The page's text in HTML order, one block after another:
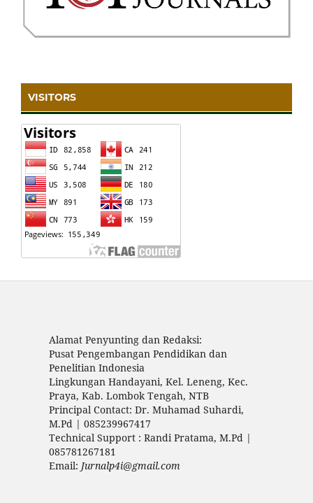
VISITORS
Alamat Penyunting dan Redaksi:
Pusat Pengembangan Pendidikan dan
Penelitian Indonesia
Lingkungan Handayani, Kel. Leneng, Kec.
Praya, Kab. Lombok Tengah, NTB
Principal Contact: Dr. Muhamad Suhardi,
M.Pd | 085239967417
Technical Support : Randi Pratama, M.Pd |
085781267181
Email: Jurnalp4i@gmail.com